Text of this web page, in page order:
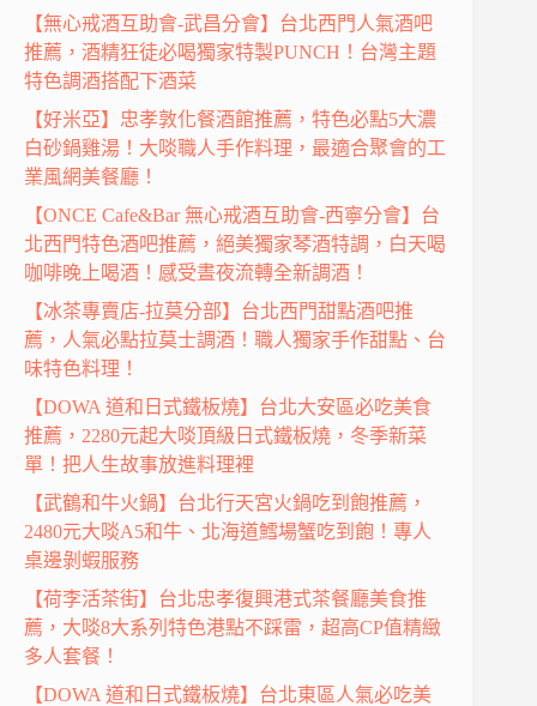
【無心戒酒互助會-武昌分會】台北西門人氣酒吧
推薦，酒精狂徒必喝獨家特製PUNCH！台灣主題
特色調酒搭配下酒菜
【好米亞】忠孝敦化餐酒館推薦，特色必點5大濃
白砂鍋雞湯！大啖職人手作料理，最適合聚會的工
業風網美餐廳！
【ONCE Cafe&Bar 無心戒酒互助會-西寧分會】台
北西門特色酒吧推薦，絕美獨家琴酒特調，白天喝
咖啡晚上喝酒！感受晝夜流轉全新調酒！
【冰茶專賣店-拉莫分部】台北西門甜點酒吧推
薦，人氣必點拉莫士調酒！職人獨家手作甜點、台
味特色料理！
【DOWA 道和日式鐵板燒】台北大安區必吃美食
推薦，2280元起大啖頂級日式鐵板燒，冬季新菜
單！把人生故事放進料理裡
【武鶴和牛火鍋】台北行天宮火鍋吃到飽推薦，
2480元大啖A5和牛、北海道鱈場蟹吃到飽！專人
桌邊剝蝦服務
【荷李活茶街】台北忠孝復興港式茶餐廳美食推
薦，大啖8大系列特色港點不踩雷，超高CP值精緻
多人套餐！
【DOWA 道和日式鐵板燒】台北東區人氣必吃美